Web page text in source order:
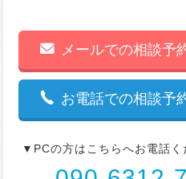
メールでの相談予
お電話での相談予
▼PCの方はこちらへお電話